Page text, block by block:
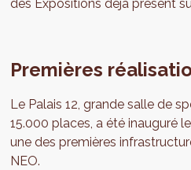
des Expositions déjà présent
Premières
Le Palais 12, grande salle de
15.000 places, a été inauguré
une des premières
NEO.